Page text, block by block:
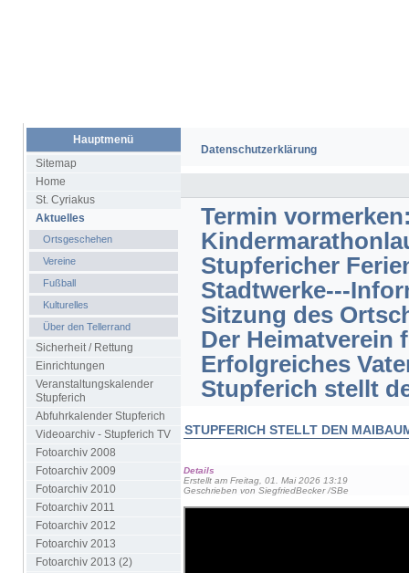
Hauptmenü
Sitemap
Home
St. Cyriakus
Aktuelles
Ortsgeschehen
Vereine
Fußball
Kulturelles
Über den Tellerrand
Sicherheit / Rettung
Einrichtungen
Veranstaltungskalender
Stupferich
Abfuhrkalender Stupferich
Videoarchiv - Stupferich TV
Fotoarchiv 2008
Fotoarchiv 2009
Fotoarchiv 2010
Fotoarchiv 2011
Fotoarchiv 2012
Fotoarchiv 2013
Fotoarchiv 2013 (2)
Datenschutzerklärung
Termin
Stupfericher
Stadtwerke---
Sitzung des
Der Heimatverein
Erfolgreiches
Stupferich stellt
STUPFERICH STELLT DEN
Details
Erstellt am Freitag, 01. Mai 2026 13:19
Geschrieben von SiegfriedBecker /SBe